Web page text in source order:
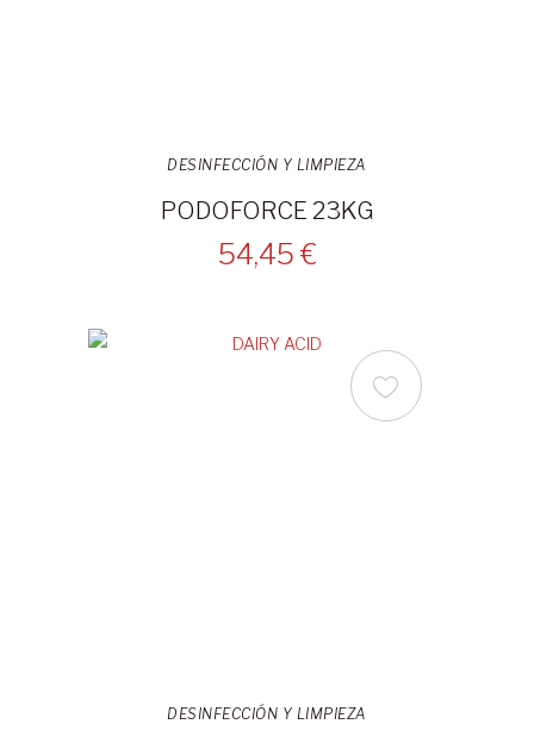
DESINFECCIÓN Y LIMPIEZA
PODOFORCE 23KG
54,45 €
DESINFECCIÓN Y LIMPIEZA